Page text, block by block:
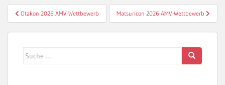
Beitragsnavigation
Otakon 2026 AMV-Wettbewerb Matsuricon 2026 AMV-Wettbewerb
Suche